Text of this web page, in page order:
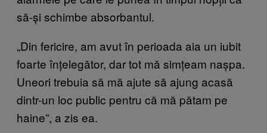
să-și schimbe absorbantul.
„Din fericire, am avut în perioada aia un iubit
foarte înțelegător, dar tot mă simțeam nașpa.
Uneori trebuia să mă ajute să ajung acasă
dintr-un loc public pentru că mă pătam pe
haine”, a zis ea.